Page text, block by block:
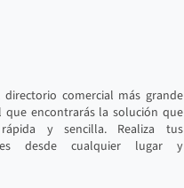
directorio comercial más grande
que encontrarás la solución que
y sencilla. Realiza tus
desde cualquier lugar y